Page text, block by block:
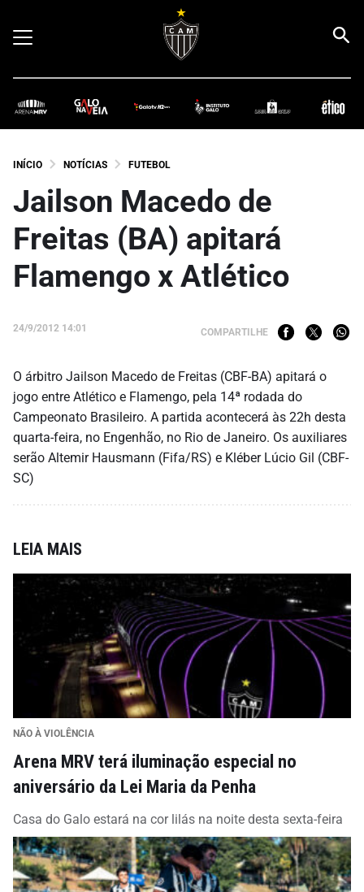
INÍCIO NOTÍCIAS FUTEBOL
Jailson Macedo de
Freitas (BA) apitará
Flamengo x Atlético
24/9/2012 14:01 COMPARTILHE
O árbitro Jailson Macedo de Freitas (CBF-BA) apitará o
jogo entre Atlético e Flamengo, pela 14ª rodada do
Campeonato Brasileiro. A partida acontecerá às 22h desta
quarta-feira, no Engenhão, no Rio de Janeiro. Os auxiliares
serão Altemir Hausmann (Fifa/RS) e Kléber Lúcio Gil (CBF-
SC)
LEIA MAIS
NÃO À VIOLÊNCIA
Arena MRV terá iluminação especial no
aniversário da Lei Maria da Penha
Casa do Galo estará na cor lilás na noite desta sexta-feira